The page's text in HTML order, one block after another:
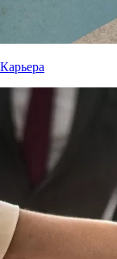
Карьера